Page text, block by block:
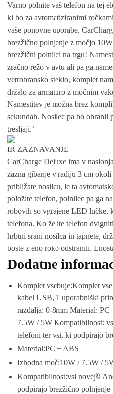
Varno polnite vaš telefon na tej
ki bo za avtomatiziranimi
vaše ponovne uporabe.
brezžično polnjenje z močjo
brezžični polnilci na trgu!
zračno režo v avtu ali pa ga
vetrobransko steklo, komplet
držalo za armaturo z močnim
Namestitev je možna brez
sekundah. Nosilec pa bo
tresljaji.’
IR ZAZNAVANJE
CarCharge Deluxe ima v
zazna gibanje v radiju 3 cm
približate nosilcu, le ta
položite telefon, polnilec pa ga
robovih so vgrajene LED lučke,
telefona. Ko želite telefon
hrbtni srani nosilca in tapnete,
boste z eno roko odstranili.
Dodatne
Komplet vsebuje:Komplet
kabel USB, 1 uporabniški
razdalja: 0-8mm Material:
7.5W / 5W Kompatibilnost:
telefoni ter vsi, ki podpirajo
Material:PC + ABS
Izhodna moč:10W / 7.5W /
Kompatibilnost:vsi novejši
podpirajo brezžično polnjenje